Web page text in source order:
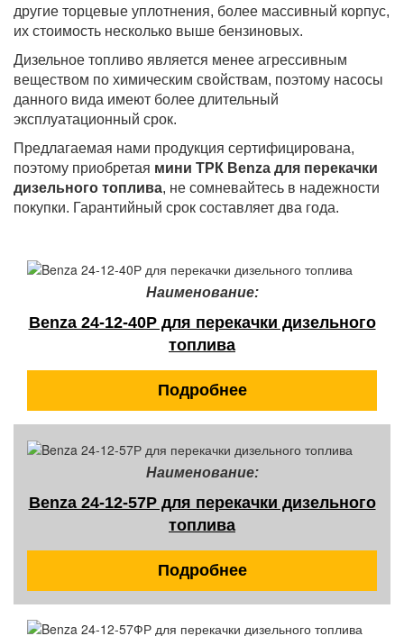
другие торцевые уплотнения, более массивный корпус,
их стоимость несколько выше бензиновых.
Дизельное топливо является менее агрессивным
веществом по химическим свойствам, поэтому насосы
данного вида имеют более длительный
эксплуатационный срок.
Предлагаемая нами продукция сертифицирована,
поэтому приобретая мини ТРК Benza для перекачки
дизельного топлива, не сомневайтесь в надежности
покупки. Гарантийный срок составляет два года.
Наименование:
Benza 24-12-40Р для перекачки дизельного
топлива
Подробнее
Наименование:
Benza 24-12-57Р для перекачки дизельного
топлива
Подробнее